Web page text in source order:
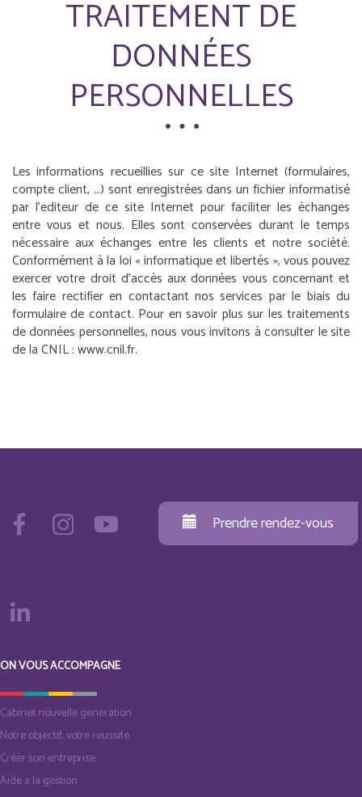
TRAITEMENT DE
DONNÉES
PERSONNELLES
Les informations recueillies sur ce site Internet (formulaires,
compte client, ...) sont enregistrées dans un fichier informatisé
par l'editeur de ce site Internet pour faciliter les échanges
entre vous et nous. Elles sont conservées durant le temps
nécessaire aux échanges entre les clients et notre société.
Conformément à la loi « informatique et libertés », vous pouvez
exercer votre droit d'accès aux données vous concernant et
les faire rectifier en contactant nos services par le biais du
formulaire de contact. Pour en savoir plus sur les traitements
de données personnelles, nous vous invitons à consulter le site
de la CNIL : www.cnil.fr.
Prendre rendez-vous
ON VOUS ACCOMPAGNE
Cabinet nouvelle generation
Notre objectif, votre reussite
Créer son entreprise
Aide a la gestion